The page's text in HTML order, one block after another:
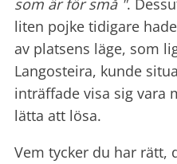
som är för små ".
liten pojke tidigare
av platsens läge, som
Langosteira, kunde
inträffade visa sig vara
lätta att lösa.
Vem tycker du har rätt,